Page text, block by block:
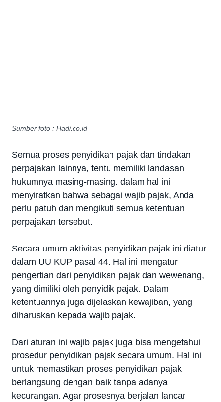
Sumber foto : Hadi.co.id
Semua proses penyidikan pajak dan tindakan
perpajakan lainnya, tentu memiliki landasan
hukumnya masing-masing. dalam hal ini
menyiratkan bahwa sebagai wajib pajak, Anda
perlu patuh dan mengikuti semua ketentuan
perpajakan tersebut.
Secara umum aktivitas penyidikan pajak ini diatur
dalam UU KUP pasal 44. Hal ini mengatur
pengertian dari penyidikan pajak dan wewenang,
yang dimiliki oleh penyidik pajak. Dalam
ketentuannya juga dijelaskan kewajiban, yang
diharuskan kepada wajib pajak.
Dari aturan ini wajib pajak juga bisa mengetahui
prosedur penyidikan pajak secara umum. Hal ini
untuk memastikan proses penyidikan pajak
berlangsung dengan baik tanpa adanya
kecurangan. Agar prosesnya berjalan lancar